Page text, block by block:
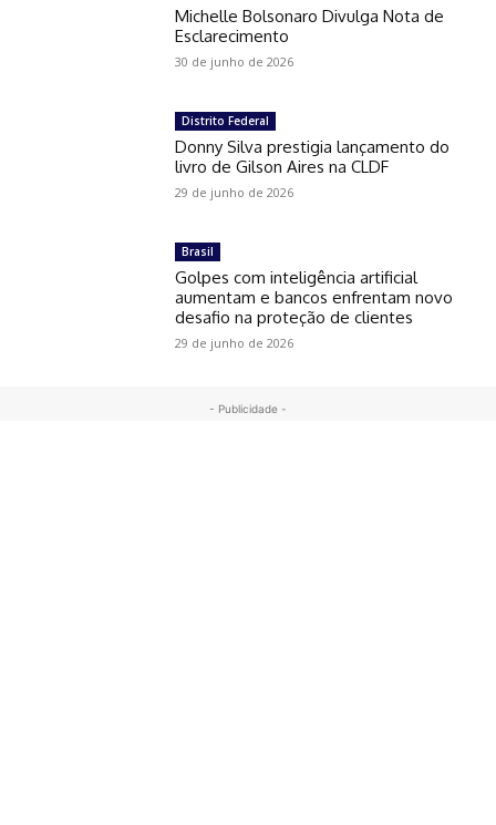
Michelle Bolsonaro Divulga Nota de
Esclarecimento
30 de junho de 2026
Distrito Federal
Donny Silva prestigia lançamento do
livro de Gilson Aires na CLDF
29 de junho de 2026
Brasil
Golpes com inteligência artificial
aumentam e bancos enfrentam novo
desafio na proteção de clientes
29 de junho de 2026
- Publicidade -